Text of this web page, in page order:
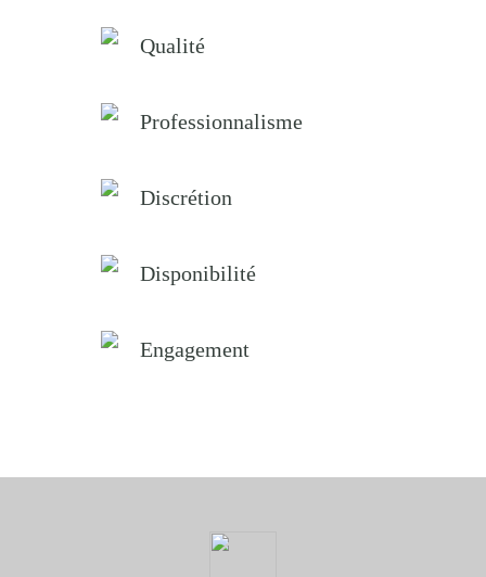
Qualité
Professionnalisme
Discrétion
Disponibilité
Engagement